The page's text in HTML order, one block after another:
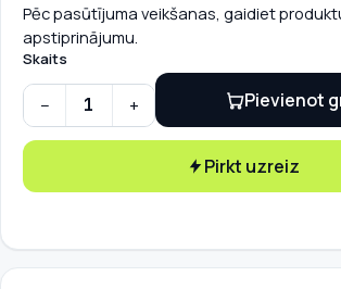
Pēc pasūtījuma veikšanas, gaidiet
apstiprinājumu.
Skaits
Ensto One Home EVH 1x16A T2C DLM
− + Pievienot
Pirkt uzreiz